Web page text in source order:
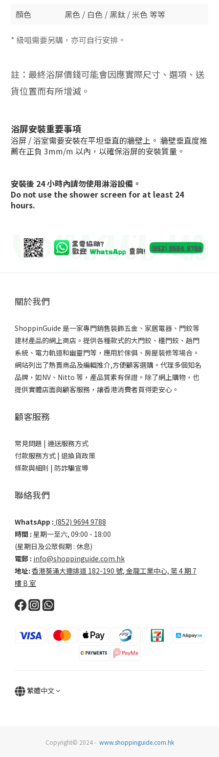
顏色
黑色 / 白色 / 黑鈦 / 米色 等等
* 級咀需要另購，亦可自行安排。
註：最終浴屏價錢可能會因應實際尺寸、選項、送
貨位置而有所增減。
浴屏安裝重要事項
浴屏 / 浴室需要安裝在平坦垂直的牆壁上。 牆壁垂直度推
薦在正負 3mm/m 以內，以確保浴屏的安裝質量。
安裝後 24 小時內請勿使用淋浴設備。
Do not use the shower screen for at least 24
hours.
關於我們
ShoppinGuide 是一家專門銷售裝飾五金、家居電器、門鉸等
建材產品的網上商店。提供各種款式的大門鉸、櫃門鉸、趟門
系統、電力軌道和幽靈門等，應用於傢俱、房屋裝修等場合。
網站列出了熱賣商品及編輯推介,方便顧客選購。代理多個知名
品牌，如NV、Nitto 等，產品質素有保證。除了網上購物，也
提供實體店面與顧客服務，讓香港消費者買得更安心。
顧客服務
常見問題 | 運送服務方式
付款服務方式 | 退換貨政策
條款與細則 | 防詐騙宣導
聯絡我們
WhatsApp : (852) 9694 9788
時間 : 星期一至六, 09:00 - 18:00
(星期日及公眾假期 : 休息)
電郵 : info@shoppinguide.com.hk
地址: 香港葵涌大連排道 182-190 號, 金龍工業中心, 第 4 期 7
樓 B 室
繁體中文
Copyright© 2024 - www.shoppinguide.com.hk